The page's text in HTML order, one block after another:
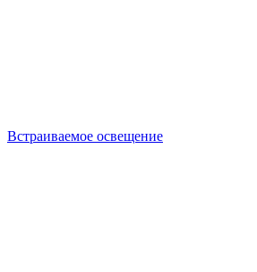
Встраиваемое освещение